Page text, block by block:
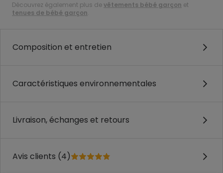
Découvrez également plus devêtements bébé garçon et
tenues de bébé garçon.
Composition et entretien
Caractéristiques environnementales
Livraison, échanges et retours
Avis clients (4)